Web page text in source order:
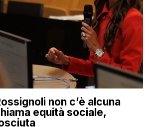
non c’è alcuna
equità sociale,